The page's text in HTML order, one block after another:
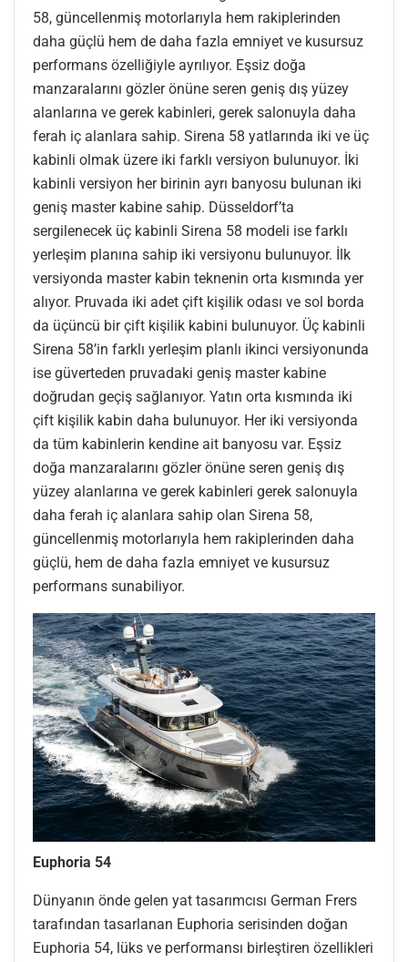
58, güncellenmiş motorlarıyla hem rakiplerinden
daha güçlü hem de daha fazla emniyet ve kusursuz
performans özelliğiyle ayrılıyor. Eşsiz doğa
manzaralarını gözler önüne seren geniş dış yüzey
alanlarına ve gerek kabinleri, gerek salonuyla daha
ferah iç alanlara sahip. Sirena 58 yatlarında iki ve üç
kabinli olmak üzere iki farklı versiyon bulunuyor. İki
kabinli versiyon her birinin ayrı banyosu bulunan iki
geniş master kabine sahip. Düsseldorf’ta
sergilenecek üç kabinli Sirena 58 modeli ise farklı
yerleşim planına sahip iki versiyonu bulunuyor. İlk
versiyonda master kabin teknenin orta kısmında yer
alıyor. Pruvada iki adet çift kişilik odası ve sol borda
da üçüncü bir çift kişilik kabini bulunuyor. Üç kabinli
Sirena 58’in farklı yerleşim planlı ikinci versiyonunda
ise güverteden pruvadaki geniş master kabine
doğrudan geçiş sağlanıyor. Yatın orta kısmında iki
çift kişilik kabin daha bulunuyor. Her iki versiyonda
da tüm kabinlerin kendine ait banyosu var. Eşsiz
doğa manzaralarını gözler önüne seren geniş dış
yüzey alanlarına ve gerek kabinleri gerek salonuyla
daha ferah iç alanlara sahip olan Sirena 58,
güncellenmiş motorlarıyla hem rakiplerinden daha
güçlü, hem de daha fazla emniyet ve kusursuz
performans sunabiliyor.
Euphoria 54
Dünyanın önde gelen yat tasarımcısı German Frers
tarafından tasarlanan Euphoria serisinden doğan
Euphoria 54, lüks ve performansı birleştiren özellikleri